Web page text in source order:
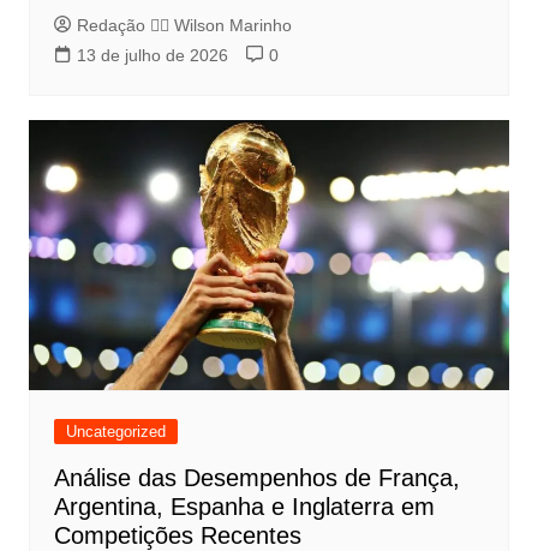
Redação 👨‍⚖️​ Wilson Marinho
13 de julho de 2026
0
Uncategorized
Análise das Desempenhos de França,
Argentina, Espanha e Inglaterra em
Competições Recentes